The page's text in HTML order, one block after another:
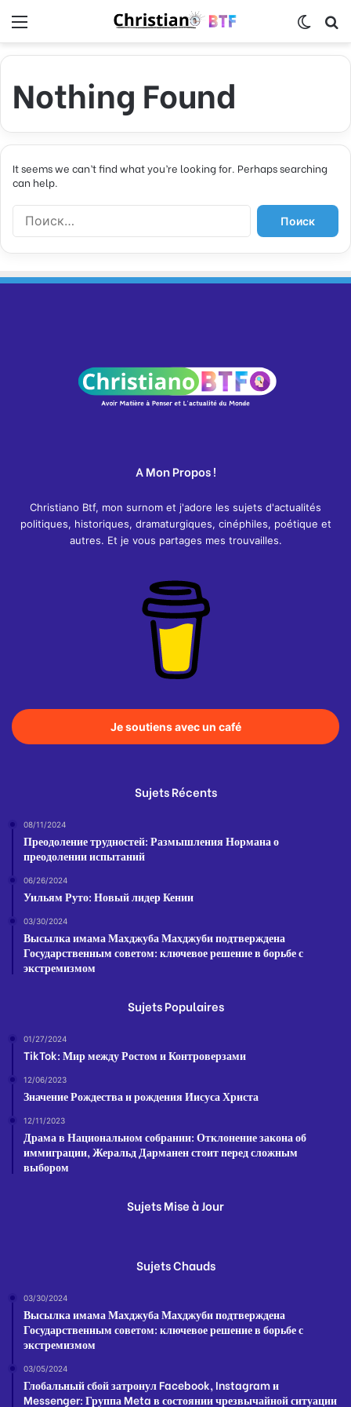
Nothing Found
It seems we can’t find what you’re looking for. Perhaps searching
can help.
Н
и
A Mon Propos !
Christiano Btf, mon surnom et j'adore les sujets d'actualités
politiques, historiques, dramaturgiques, cinéphiles, poétique et
autres. Et je vous partages mes trouvailles.
Je soutiens avec un café
Sujets Récents
08/11/2024
Преодоление трудностей: Размышления Нормана о
преодолении испытаний
06/26/2024
Уильям Руто: Новый лидер Кении
03/30/2024
Высылка имама Махджуба Махджуби подтверждена
Государственным советом: ключевое решение в борьбе с
экстремизмом
Sujets Populaires
01/27/2024
TikTok: Мир между Ростом и Контроверзами
12/06/2023
Значение Рождества и рождения Иисуса Христа
12/11/2023
Драма в Национальном собрании: Отклонение закона об
иммиграции, Жеральд Дарманен стоит перед сложным
выбором
Sujets Mise à Jour
Sujets Chauds
03/30/2024
Высылка имама Махджуба Махджуби подтверждена
Государственным советом: ключевое решение в борьбе с
экстремизмом
03/05/2024
Глобальный сбой затронул Facebook, Instagram и
Messenger: Группа Meta в состоянии чрезвычайной ситуации